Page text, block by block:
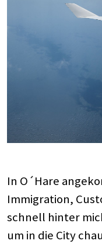
In O´Hare
Immigration,
schnell hinter
um in die City